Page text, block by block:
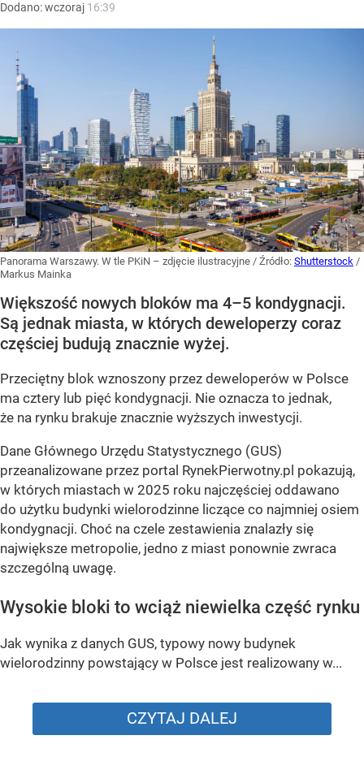
Dodano:wczoraj 16:39
Panorama Warszawy. W tle PKiN – zdjęcie ilustracyjne / Źródło: Shutterstock /
Markus Mainka
Większość nowych bloków ma 4–5 kondygnacji.
Są jednak miasta, w których deweloperzy coraz
częściej budują znacznie wyżej.
Przeciętny blok wznoszony przez deweloperów w Polsce
ma cztery lub pięć kondygnacji. Nie oznacza to jednak,
że na rynku brakuje znacznie wyższych inwestycji.
Dane Głównego Urzędu Statystycznego (GUS)
przeanalizowane przez portal RynekPierwotny.pl pokazują,
w których miastach w 2025 roku najczęściej oddawano
do użytku budynki wielorodzinne liczące co najmniej osiem
kondygnacji. Choć na czele zestawienia znalazły się
największe metropolie, jedno z miast ponownie zwraca
szczególną uwagę.
Wysokie bloki to wciąż niewielka część rynku
Jak wynika z danych GUS, typowy nowy budynek
wielorodzinny powstający w Polsce jest realizowany w...
CZYTAJ DALEJ